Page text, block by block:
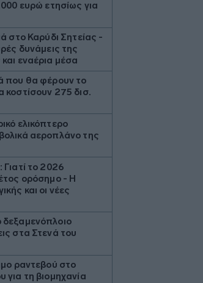
ευρώ ετησίως για
στο Καρύδι Σητείας -
δυνάμεις της
εναέρια μέσα
που θα φέρουν το
275 δισ.
ελικόπτερο
αεροπλάνο της
το 2026
ορόσημο - Η
και οι νέες
στα Στενά του
ραντεβού στο
τη βιομηχανία